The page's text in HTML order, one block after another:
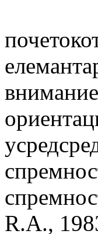
Во
R.A.,